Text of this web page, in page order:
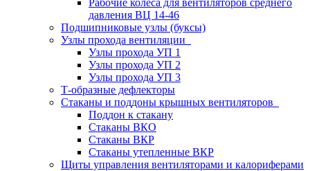
Рабочие колеса для вентиляторов среднего
давления ВЦ 14-46
Подшипниковые узлы (буксы)
Узлы прохода вентиляции
Узлы прохода УП 1
Узлы прохода УП 2
Узлы прохода УП 3
Т-образные дефлекторы
Стаканы и поддоны крышных вентиляторов
Поддон к стакану
Стаканы ВКО
Стаканы ВКР
Стаканы утепленные ВКР
Щиты управления вентиляторами и калориферами